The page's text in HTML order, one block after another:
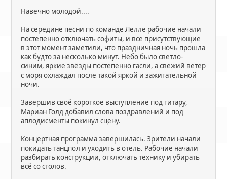
Навечно молодой....
На середине песни по команде Лелле рабочие начали
постепенно отключать софиты, и все присутствующие
в этот момент заметили, что праздничная ночь прошла
как будто за несколько минут. Небо было светло-
синим, яркие звёзды постепенно гасли, а свежий ветер
с моря охлаждал после такой яркой и зажигательной
ночи.
Завершив своё короткое выступление под гитару,
Мариан Голд добавил слова поздравлений и под
аплодисменты покинул сцену.
Концертная программа завершилась. Зрители начали
покидать танцпол и уходить в отель. Рабочие начали
разбирать конструкции, отключать технику и убирать
всё со столов.